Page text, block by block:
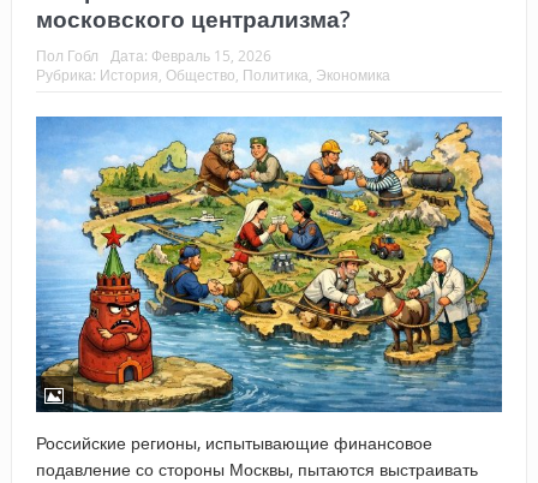
московского централизма?
Пол Гобл Дата: Февраль 15, 2026
Рубрика: История, Общество, Политика, Экономика
Российские регионы, испытывающие финансовое
подавление со стороны Москвы, пытаются выстраивать